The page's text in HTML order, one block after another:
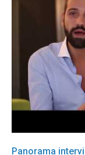
Panorama